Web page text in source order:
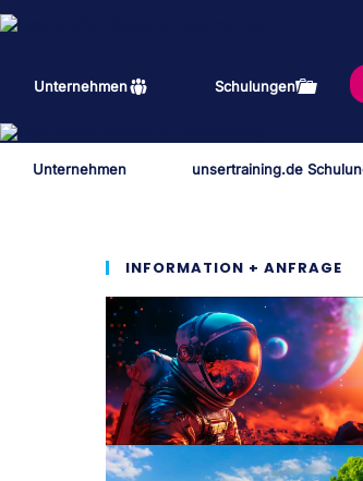
Inhalt
Unternehmen Schulungen
Unternehmen unsertraining.de
INFORMATION + ANFRAGE